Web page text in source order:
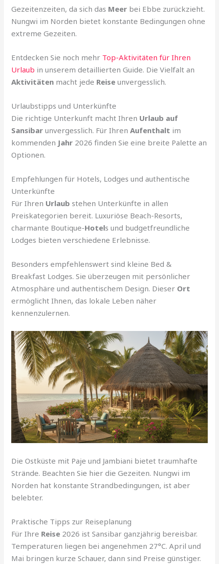
Gezeitenzeiten, da sich das Meer bei Ebbe zurückzieht.
Nungwi im Norden bietet konstante Bedingungen ohne
extreme Gezeiten.
Entdecken Sie noch mehr Top-Aktivitäten für Ihren
Urlaub in unserem detaillierten Guide. Die Vielfalt an
Aktivitäten macht jede Reise unvergesslich.
Urlaubstipps und Unterkünfte
Die richtige Unterkunft macht Ihren Urlaub auf
Sansibar unvergesslich. Für IhrenAufenthalt im
kommenden Jahr 2026 finden Sie eine breite Palette an
Optionen.
Empfehlungen für Hotels, Lodges und authentische
Unterkünfte
Für Ihren Urlaub stehen Unterkünfte in allen
Preiskategorien bereit. Luxuriöse Beach-Resorts,
charmante Boutique-Hotels und budgetfreundliche
Lodges bieten verschiedene Erlebnisse.
Besonders empfehlenswert sind kleine Bed &
Breakfast Lodges. Sie überzeugen mit persönlicher
Atmosphäre und authentischem Design. Dieser Ort
ermöglicht Ihnen, das lokale Leben näher
kennenzulernen.
Die Ostküste mit Paje und Jambiani bietet traumhafte
Strände. Beachten Sie hier die Gezeiten. Nungwi im
Norden hat konstante Strandbedingungen, ist aber
belebter.
Praktische Tipps zur Reiseplanung
Für Ihre Reise 2026 ist Sansibar ganzjährig bereisbar.
Temperaturen liegen bei angenehmen 27°C. April und
Mai bringen kurze Schauer, dann sind Preise günstiger.